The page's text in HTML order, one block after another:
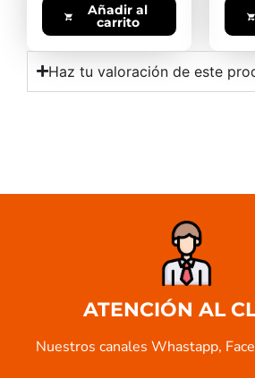
Añadir al
carrito
Haz tu valoración de este
ATENCIÓN AL
Nuestros canales Whastapp,